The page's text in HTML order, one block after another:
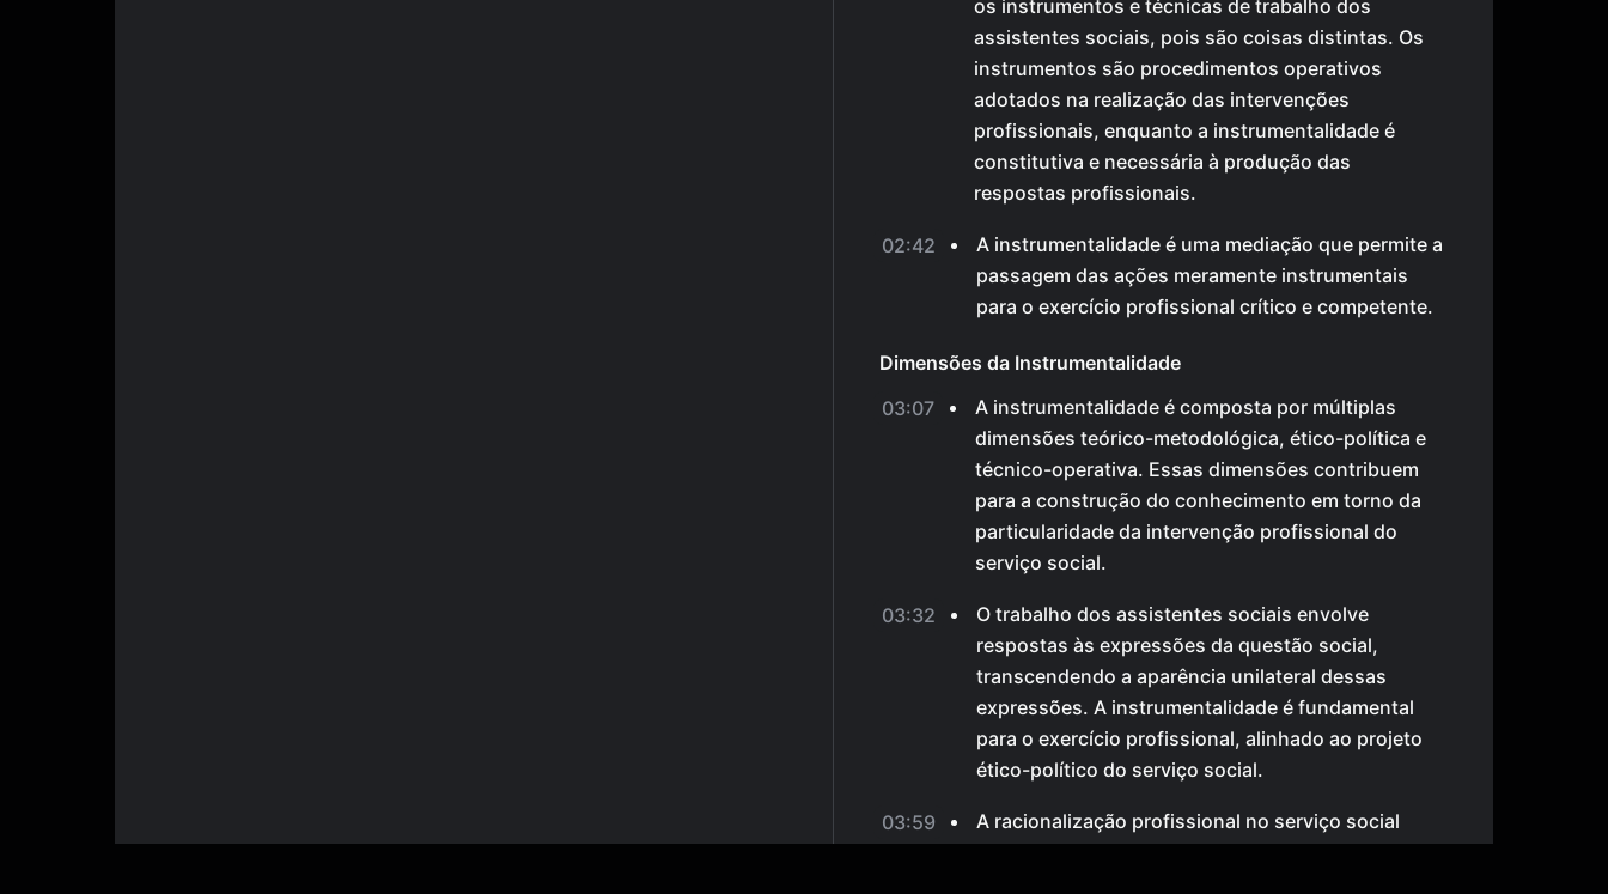
os instrumentos e técnicas de trabalho dos
assistentes sociais, pois são coisas distintas. Os
instrumentos são procedimentos operativos
adotados na realização das intervenções
profissionais, enquanto a instrumentalidade é
constitutiva e necessária à produção das
respostas profissionais.
02:42
A instrumentalidade é uma mediação que permite a
passagem das ações meramente instrumentais
para o exercício profissional crítico e competente.
Dimensões da Instrumentalidade
03:07
A instrumentalidade é composta por múltiplas
dimensões teórico-metodológica, ético-política e
técnico-operativa. Essas dimensões contribuem
para a construção do conhecimento em torno da
particularidade da intervenção profissional do
serviço social.
03:32
O trabalho dos assistentes sociais envolve
respostas às expressões da questão social,
transcendendo a aparência unilateral dessas
expressões. A instrumentalidade é fundamental
para o exercício profissional, alinhado ao projeto
ético-político do serviço social.
03:59
A racionalização profissional no serviço social